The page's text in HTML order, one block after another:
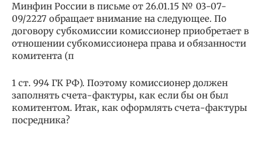
Минфин России в письме от 26.01.15 № 03-07-
09/2227 обращает внимание на следующее. По
договору субкомиссии комиссионер приобретает в
отношении субкомиссионера права и обязанности
комитента (п
1 ст. 994 ГК РФ). Поэтому комиссионер должен
заполнять счета-фактуры, как если бы он был
комитентом. Итак, как оформлять счета-фактуры
посредника?